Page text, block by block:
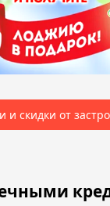
и скидки от